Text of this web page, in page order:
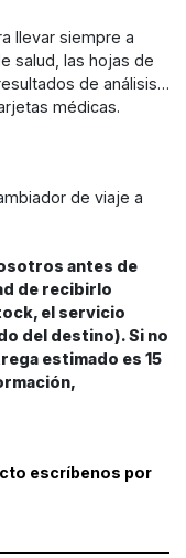
llevar siempre a
salud, las hojas de
de análisis…
médicas.
de viaje a
antes de
de recibirlo
el servicio
del destino). Si no
estimado es 15
escríbenos por